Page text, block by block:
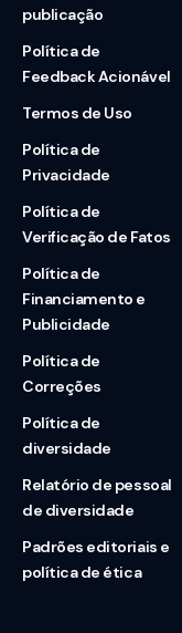
publicação
Política de
Feedback Acionável
Termos de Uso
Política de
Privacidade
Política de
Verificação de Fatos
Política de
Financiamento e
Publicidade
Política de
Correções
Política de
diversidade
Relatório de pessoal
de diversidade
Padrões editoriais e
política de ética